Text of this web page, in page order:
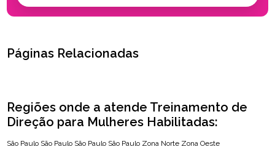
Páginas Relacionadas
Regiões onde a atende Treinamento de
Direção para Mulheres Habilitadas:
São Paulo São Paulo São Paulo São Paulo Zona Norte Zona Oeste